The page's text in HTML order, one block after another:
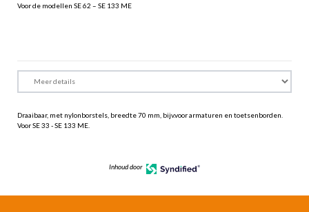
Voor de modellen SE 62 – SE 133 ME
Draaibaar, met nylonborstels, breedte 70 mm, bijv.voor armaturen en toetsenborden.
Voor SE 33 - SE 133 ME.
Inhoud door